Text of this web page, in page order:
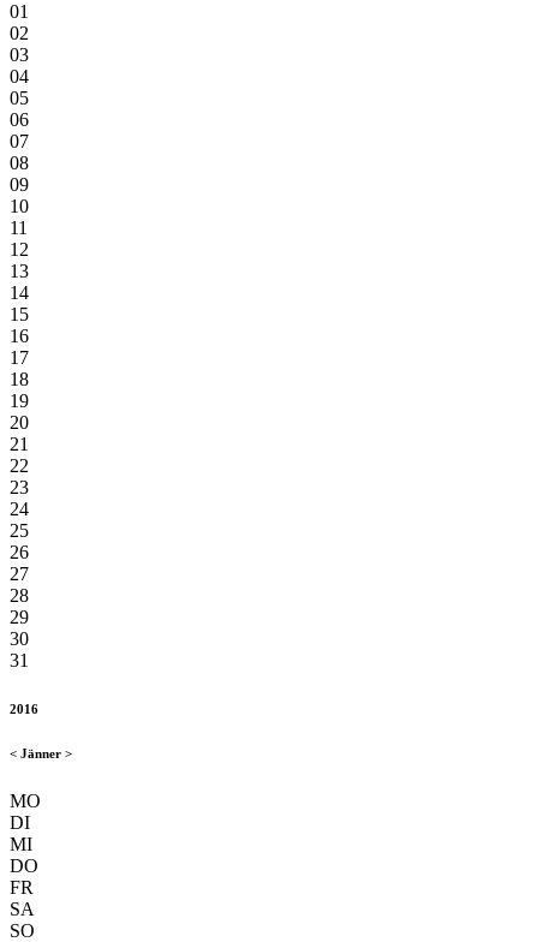
01
02
03
04
05
06
07
08
09
10
11
12
13
14
15
16
17
18
19
20
21
22
23
24
25
26
27
28
29
30
31
2016
< Jänner >
MO
DI
MI
DO
FR
SA
SO